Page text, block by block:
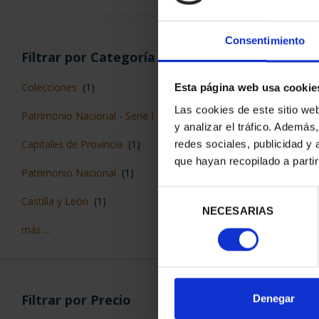
Consentimiento
Esta página web usa
Las cookies de este sitio
y analizar el tráfico.
redes sociales, publicidad y
que hayan recopilado a
consentimiento
NECESARIAS
Denegar
Filtrar por Categoría
Colecciones (1)
Patrimonio Nacional - Serie I
Capitales de Provincia (1)
Patrimonio Nacional (1)
Castilla y León (1)
más ...
Filtrar por Precio